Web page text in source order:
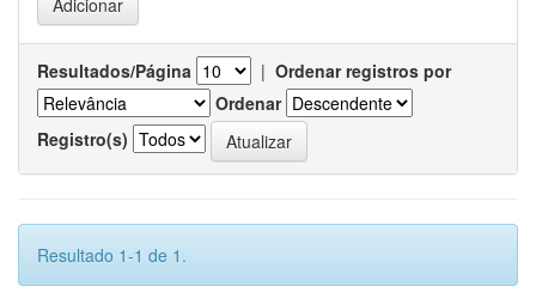
Resultados/Página | Ordenar registros por
Ordenar
Registro(s)
Resultado 1-1 de 1.